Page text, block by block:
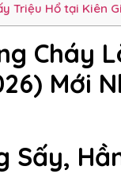
Triệu Hổ tại Kiên
Cháy
Mới
Sấy,